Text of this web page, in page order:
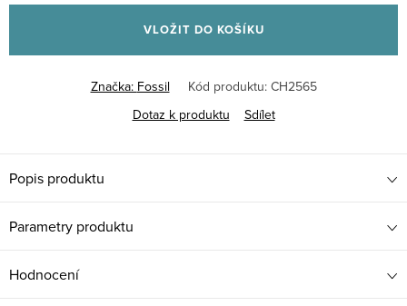
cena:
VLOŽIT DO KOŠÍKU
Značka: Fossil Kód produktu: CH2565
Dotaz k produktu
Sdílet
Popis produktu
Parametry produktu
Hodnocení